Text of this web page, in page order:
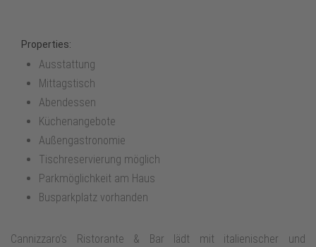
Properties:
Ausstattung
Mittagstisch
Abendessen
Küchenangebote
Außengastronomie
Tischreservierung möglich
Parkmöglichkeit am Haus
Busparkplatz vorhanden
Cannizzaro’s Ristorante & Bar lädt mit italienischer und